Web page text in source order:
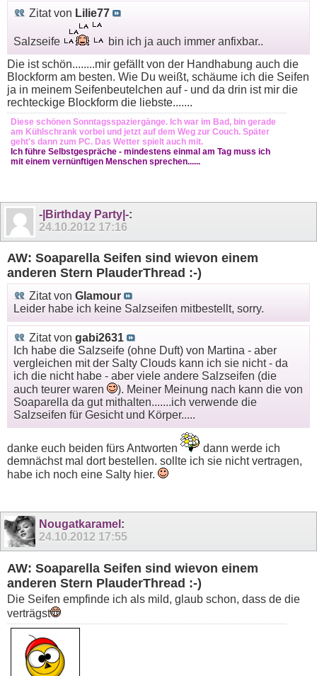
Zitat von Lilie77
Salzseife
bin ich ja auch immer anfixbar..
Die ist schön........mir gefällt von der Handhabung auch die
Blockform am besten. Wie Du weißt, schäume ich die Seifen
ja in meinem Seifenbeutelchen auf - und da drin ist mir die
rechteckige Blockform die liebste.......
Diese schönen Sonntagsspaziergänge. Ich war im Bad, bin gerade
am Kühlschrank vorbei und jetzt auf dem Weg zur Couch. Später
geht's dann zum PC. Das Wetter spielt auch mit.
Ich führe Selbstgespräche - mindestens einmal am Tag muss ich
mit einem vernünftigen Menschen sprechen......
-|Birthday Party|-:
24.10.2012 17:16
AW: Soaparella Seifen sind wievon einem
anderen Stern PlauderThread :-)
Zitat von Glamour
Leider habe ich keine Salzseifen mitbestellt, sorry.
Zitat von gabi2631
Ich habe die Salzseife (ohne Duft) von Martina - aber
vergleichen mit der Salty Clouds kann ich sie nicht - da
ich die nicht habe - aber viele andere Salzseifen (die
auch teurer waren
). Meiner Meinung nach kann die von
Soaparella da gut mithalten.......ich verwende die
Salzseifen für Gesicht und Körper.....
danke euch beiden fürs Antworten
dann werde ich
demnächst mal dort bestellen. sollte ich sie nicht vertragen,
habe ich noch eine Salty hier.
Nougatkaramel :
24.10.2012 17:55
AW: Soaparella Seifen sind wievon einem
anderen Stern PlauderThread :-)
Die Seifen empfinde ich als mild, glaub schon, dass de die
verträgst